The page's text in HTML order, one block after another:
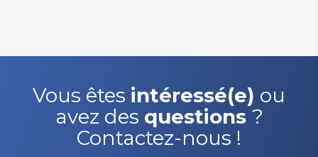
Vous êtes intéressé(e) ou
avez des questions ?
Contactez-nous !